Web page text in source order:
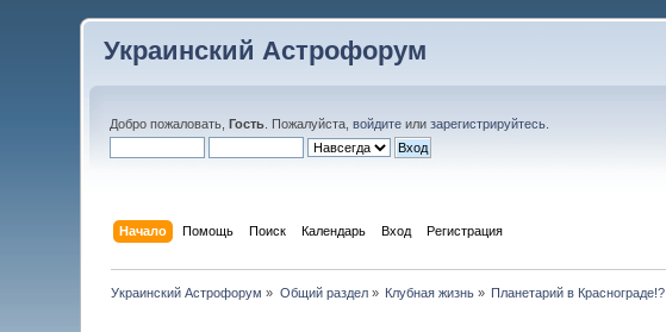
Украинский Астрофорум
Добро пожаловать,Гость . Пожалуйста,войдите илизарегистрируйтесь
Начало Помощь Поиск Календарь Вход Регистрация
Украинский Астрофорум » Общий раздел» Клубная жизнь » Планетарий в Краснограде!?